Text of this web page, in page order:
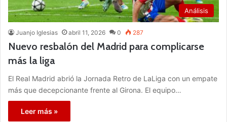
Análisis
Juanjo Iglesias abril 11, 2026 0 287
Nuevo resbalón del Madrid para complicarse
más la liga
El Real Madrid abrió la Jornada Retro de LaLiga con un empate
más que decepcionante frente al Girona. El equipo…
Leer más »